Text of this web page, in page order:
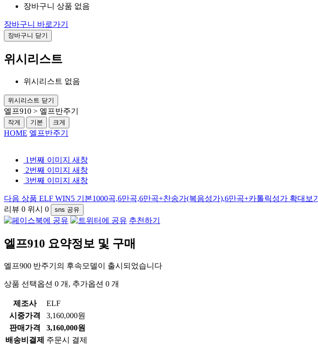
장바구니 상품 없음
장바구니 바로가기
장바구니 닫기
위시리스트
위시리스트 없음
위시리스트 닫기
엘프910 > 엘프반주기
작게 기본 크게
HOME 엘프반주기
1번째 이미지 새창
2번째 이미지 새창
3번째 이미지 새창
다음 상품 ELF WIN5 기본1000곡,6만곡,6만곡+찬송가(복음성가),6만곡+카톨릭성가 확대보기
리뷰 0 위시 0 sns 공유
추천하기
엘프910 요약정보 및 구매
엘프900 반주기의 후속모델이 출시되었습니다
상품 선택옵션 0 개, 추가옵션 0 개
제조사
ELF
시중가격
3,160,000원
판매가격
3,160,000원
배송비결제
주문시 결제